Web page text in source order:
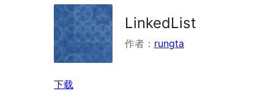
LinkedList
作者： rungta
下载